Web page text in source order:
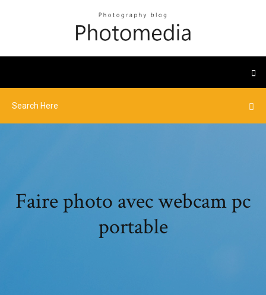
Faire photo avec webcam pc
portable